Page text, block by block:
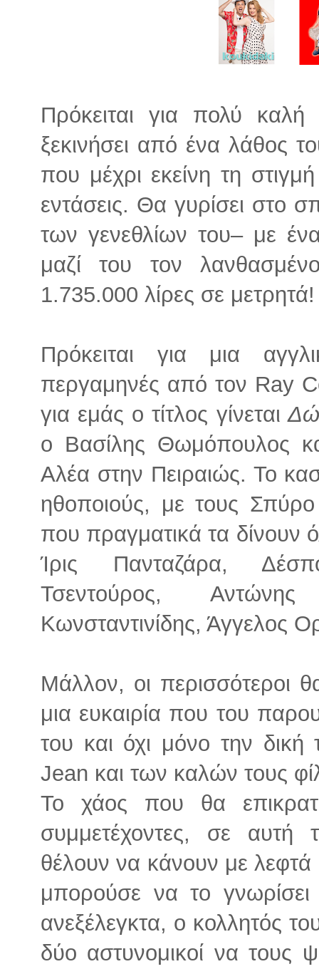
Πρόκειται για πολύ
ξεκινήσει από ένα λάθος
που μέχρι εκείνη τη
εντάσεις. Θα γυρίσει στο
των γενεθλίων του– με
μαζί του τον
1.735.000 λίρες σε μετρητά!
Πρόκειται για μια
περγαμηνές από τον Ray
για εμάς ο τίτλος γίνεται
ο Βασίλης Θωμόπουλος
Αλέα στην Πειραιώς. Το
ηθοποιούς, με τους
που πραγματικά τα δίνουν
Ίρις Πανταζάρα,
Τσεντούρος,
Κωνσταντινίδης, Άγγελος
Μάλλον, οι περισσότεροι
μια ευκαιρία που του
του και όχι μόνο την
Jean και των καλών τους
Το χάος που θα
συμμετέχοντες, σε
θέλουν να κάνουν με λεφτά
μπορούσε να το γνωρίσει
ανεξέλεγκτα, ο κολλητός
δύο αστυνομικοί να τους